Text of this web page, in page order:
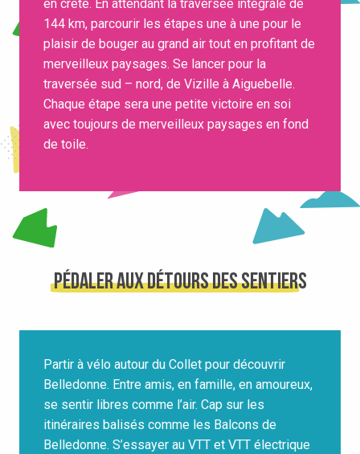
en crête. En attendant la traversée intégrale de
144 km, parcourir les étapes une à une pour le
plaisir de bouger au grand air tout en profitant de
merveilleux paysages. Se lancer pour la
traversée sud – nord, de Vizille à Aiguebelle.
Chaque étape sera une petite victoire en soi
avec toujours de merveilleux paysages en fond
de toile.
Pédaler aux détours des sentiers
Partir à vélo autour du Collet pour découvrir
Belledonne. Entre amis, en famille, en amoureux,
se sentir libres comme l’air. Cap sur les
itinéraires balisés comme les Balcons de
Belledonne. S’essayer au VTT et VTT électrique